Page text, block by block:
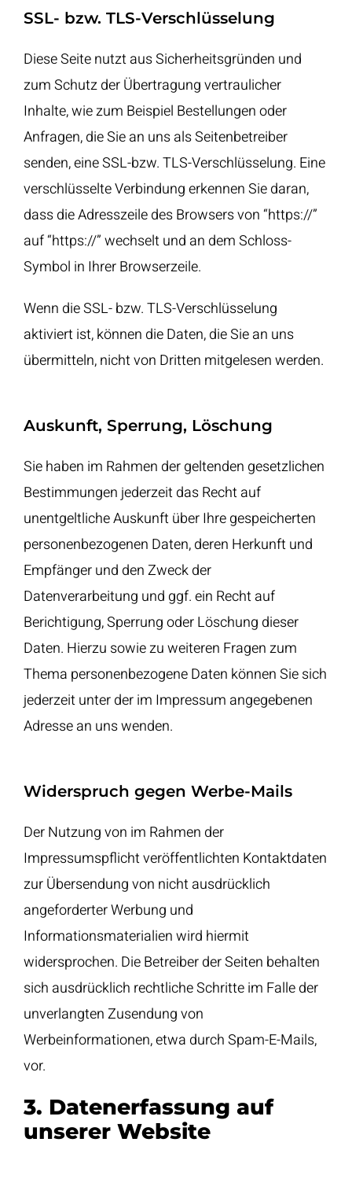
SSL- bzw. TLS-Verschlüsselung
Diese Seite nutzt aus Sicherheitsgründen und
zum Schutz der Übertragung vertraulicher
Inhalte, wie zum Beispiel Bestellungen oder
Anfragen, die Sie an uns als Seitenbetreiber
senden, eine SSL-bzw. TLS-Verschlüsselung. Eine
verschlüsselte Verbindung erkennen Sie daran,
dass die Adresszeile des Browsers von “https://”
auf “https://” wechselt und an dem Schloss-
Symbol in Ihrer Browserzeile.
Wenn die SSL- bzw. TLS-Verschlüsselung
aktiviert ist, können die Daten, die Sie an uns
übermitteln, nicht von Dritten mitgelesen werden.
Auskunft, Sperrung, Löschung
Sie haben im Rahmen der geltenden gesetzlichen
Bestimmungen jederzeit das Recht auf
unentgeltliche Auskunft über Ihre gespeicherten
personenbezogenen Daten, deren Herkunft und
Empfänger und den Zweck der
Datenverarbeitung und ggf. ein Recht auf
Berichtigung, Sperrung oder Löschung dieser
Daten. Hierzu sowie zu weiteren Fragen zum
Thema personenbezogene Daten können Sie sich
jederzeit unter der im Impressum angegebenen
Adresse an uns wenden.
Widerspruch gegen Werbe-Mails
Der Nutzung von im Rahmen der
Impressumspflicht veröffentlichten Kontaktdaten
zur Übersendung von nicht ausdrücklich
angeforderter Werbung und
Informationsmaterialien wird hiermit
widersprochen. Die Betreiber der Seiten behalten
sich ausdrücklich rechtliche Schritte im Falle der
unverlangten Zusendung von
Werbeinformationen, etwa durch Spam-E-Mails,
vor.
3. Datenerfassung auf
unserer Website